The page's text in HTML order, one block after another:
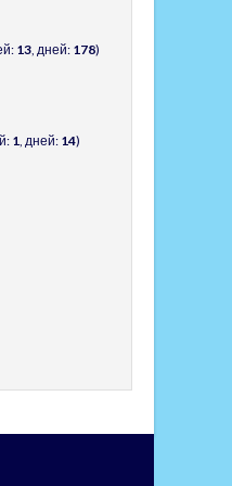
13 , дней: 178)
1 , дней: 14)